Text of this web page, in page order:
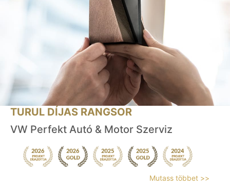
TURUL DÍJAS RANGSOR
VW Perfekt Autó & Motor Szerviz
Mutass többet >>